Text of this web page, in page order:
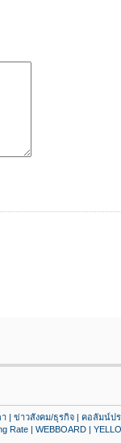
| ข่าวสังคม/ธุรกิจ| คอลัมน์ปร
Rate| WEBBOARD|